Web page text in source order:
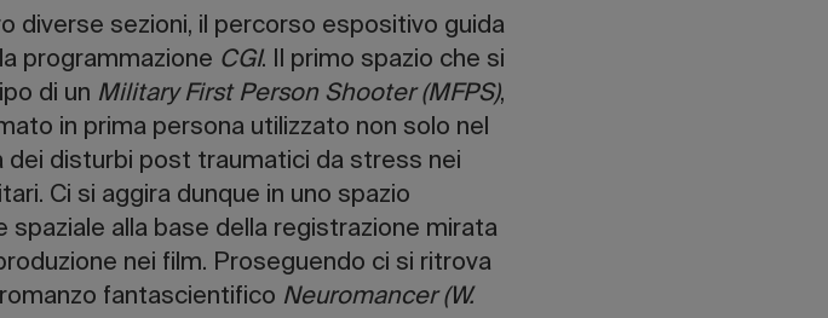
diverse sezioni, il percorso espositivo guida
programmazione CGI. Il primo spazio che si
di un Military First Person Shooter (MFPS),
in prima persona utilizzato non solo nel
dei disturbi post traumatici da stress nei
Ci si aggira dunque in uno spazio
alla base della registrazione mirata
nei film. Proseguendo ci si ritrova
fantascientifico Neuromancer (W.